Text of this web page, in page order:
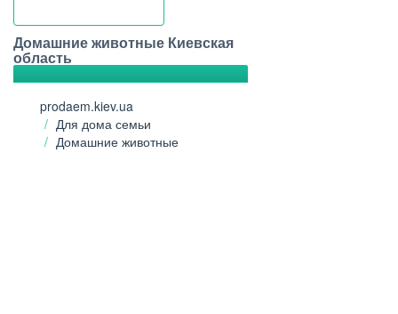
Домашние животные Киевская
область
prodaem.kiev.ua
Для дома семьи
Домашние животные